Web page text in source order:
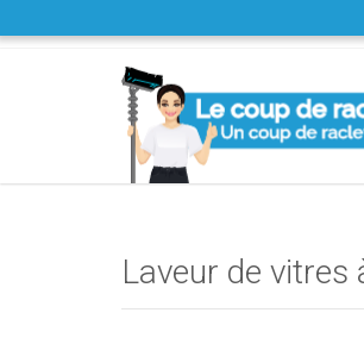
Laveur de vitres